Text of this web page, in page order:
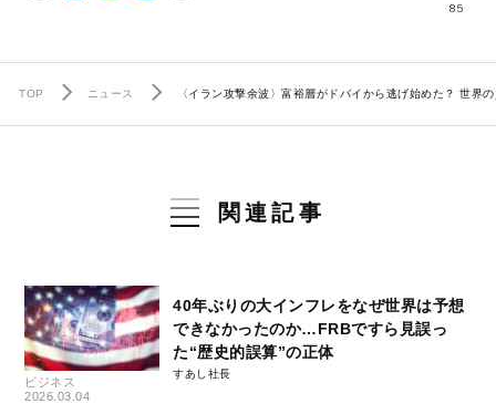
85
TOP ニュース 〈イラン攻撃余波〉富裕層がドバイから逃げ始めた？ 世界
関連記事
ビジネス
2026.03.04
40年ぶりの大インフレをなぜ世界は予想
できなかったのか…FRBですら見誤っ
た“歴史的誤算”の正体
すあし社長